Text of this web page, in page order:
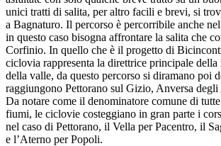
unici tratti di salita, per altro facili e brevi, si
a Bagnaturo. Il percorso è percorribile anche nel
in questo caso bisogna affrontare la salita che
Corfinio. In quello che è il progetto di
ciclovia rappresenta la direttrice principale della
della valle, da questo percorso si diramano poi
raggiungono Pettorano sul Gizio, Anversa
Da notare come il denominatore comune di
fiumi, le ciclovie costeggiano in gran parte i
nel caso di Pettorano, il Vella per Pacentro, il
e l’Aterno per Popoli.